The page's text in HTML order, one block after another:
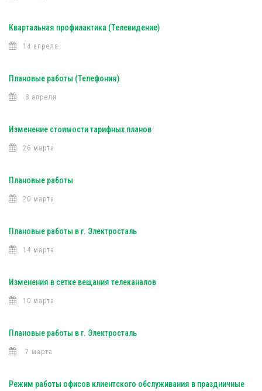
Квартальная профилактика (Телевидение)
14 апреля
Плановые работы (Телефония)
8 апреля
Изменение стоимости тарифных планов
26 марта
Плановые работы
20 марта
Плановые работы в г. Электросталь
14 марта
Изменения в сетке вещания телеканалов
10 марта
Плановые работы в г. Электросталь
7 марта
Режим работы офисов клиентского обслуживания в праздничные